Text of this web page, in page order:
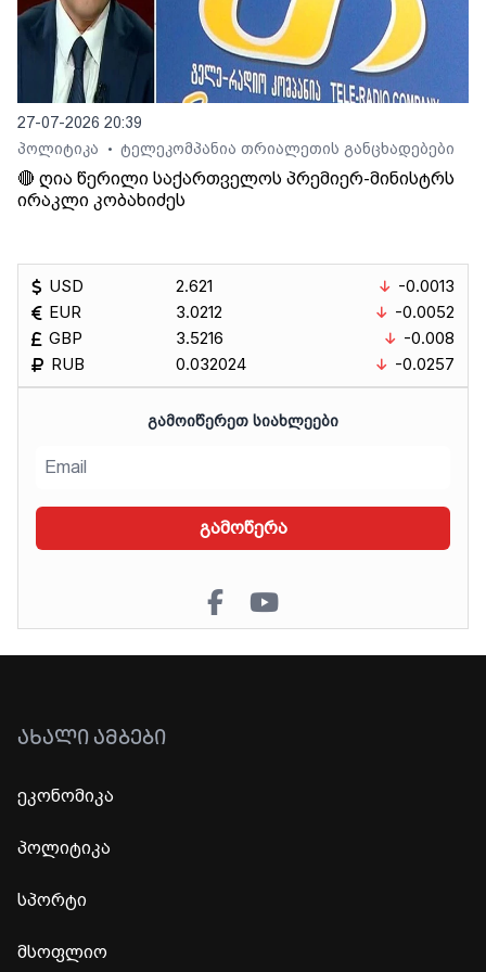
27-07-2026 20:39
პოლიტიკა
• ტელეკომპანია თრიალეთის განცხადებები
🔴 ღია წერილი საქართველოს პრემიერ-მინისტრს
ირაკლი კობახიძეს
USD
EUR
GBP
RUB
2.621
3.0212
3.5216
0.032024
-0.0013
-0.0052
-0.008
-0.0257
ᲒᲐᲛᲝᲘᲬᲔᲠᲔᲗ ᲡᲘᲐᲮᲚᲔᲔᲑᲘ
გამოწერა
ᲐᲮᲐᲚᲘ ᲐᲛᲑᲔᲑᲘ
ეკონომიკა
პოლიტიკა
სპორტი
მსოფლიო